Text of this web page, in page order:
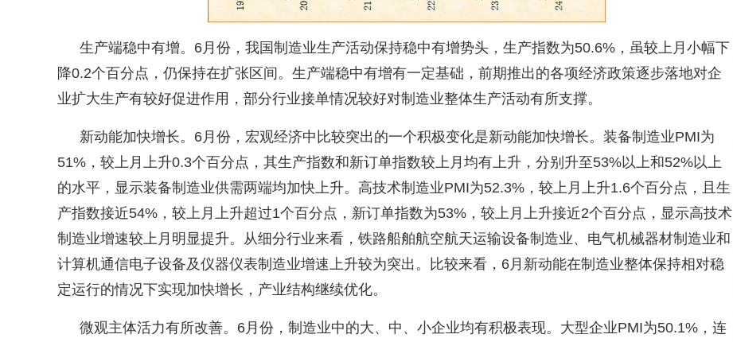
生产端稳中有增。 6月份，我国制造业生产活动保持稳中有增势头，生产指数为50.6% ，虽较上月小幅下
降0.2个百分点，仍保持在扩张区间。生产端稳中有增有一定基础，前期推出的各项经济政策逐步落地对企
业扩大生产有较好促进作用，部分行业接单情况较好对制造业整体生产活动有所支撑。
新动能加快增长。 6月份，宏观经济中比较突出的一个积极变化是新动能加快增长。装备制造业PMI为
51% ，较上月上升0.3个百分点，其生产指数和新订单指数较上月均有上升，分别升至53%以上和52%以上
的水平，显示装备制造业供需两端均加快上升。高技术制造业PMI为52.3% ，较上月上升1.6个百分点，且生
产指数接近54% ，较上月上升超过1个百分点，新订单指数为53% ，较上月上升接近2个百分点，显示高技术
制造业增速较上月明显提升。从细分行业来看，铁路船舶航空航天运输设备制造业、电气机械器材制造业和
计算机通信电子设备及仪器仪表制造业增速上升较为突出。比较来看， 6月新动能在制造业整体保持相对稳
定运行的情况下实现加快增长，产业结构继续优化。
微观主体活力有所改善。 6月份，制造业中的大、中、小企业均有积极表现。大型企业PMI为50.1% ，连